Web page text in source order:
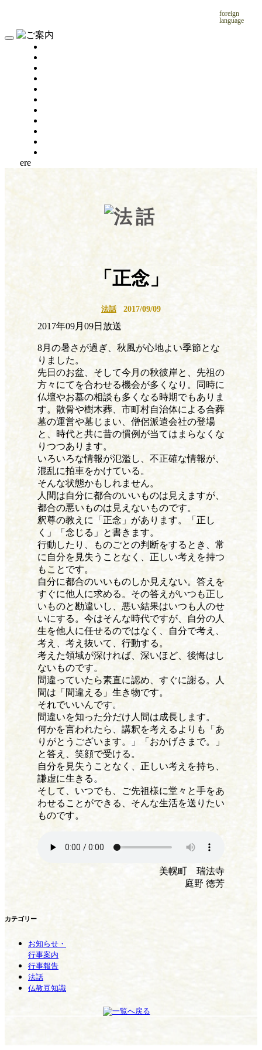
foreign
language
ere
「正念」
法話2017/09/09
2017年09月09日放送
8月の暑さが過ぎ、秋風が心地よい季節とな
りました。
先日のお盆、そして今月の秋彼岸と、先祖の
方々にてを合わせる機会が多くなり。同時に
仏壇やお墓の相談も多くなる時期でもありま
す。散骨や樹木葬、市町村自治体による合葬
墓の運営や墓じまい、僧侶派遣会社の登場
と、時代と共に昔の慣例が当てはまらなくな
りつつあります。
いろいろな情報が氾濫し、不正確な情報が、
混乱に拍車をかけている。
そんな状態かもしれません。
人間は自分に都合のいいものは見えますが、
都合の悪いものは見えないものです。
釈尊の教えに「正念」があります。「正し
く」「念じる」と書きます。
行動したり、ものごとの判断をするとき、常
に自分を見失うことなく、正しい考えを持つ
もことです。
自分に都合のいいものしか見えない。答えを
すぐに他人に求める。その答えがいつも正し
いものと勘違いし、悪い結果はいつも人のせ
いにする。今はそんな時代ですが、自分の人
生を他人に任せるのではなく、自分で考え、
考え、考え抜いて、行動する。
考えた領域が深ければ、深いほど、後悔はし
ないものです。
間違っていたら素直に認め、すぐに謝る。人
間は「間違える」生き物です。
それでいいんです。
間違いを知った分だけ人間は成長します。
何かを言われたら、講釈を考えるよりも「あ
りがとうございます。」「おかげさまで。」
と答え、笑顔で受ける。
自分を見失うことなく、正しい考えを持ち、
謙虚に生きる。
そして、いつでも、ご先祖様に堂々と手をあ
わせることができる、そんな生活を送りたい
ものです。
美幌町 瑞法寺
庭野 徳芳
カテゴリー
お知らせ・
行事案内
行事報告
法話
仏教豆知識